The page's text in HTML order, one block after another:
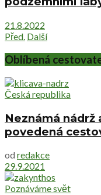
21.8.2022
Před. Další
Oblíbená
Česká republika
Neznámá nádrž
povedená
od redakce
29.9.2021
Poznáváme svět